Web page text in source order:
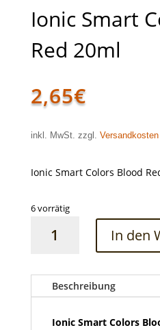
Ionic Smart
Red 20ml
2,65€
inkl. MwSt. zzgl. Versandkosten
Ionic Smart Colors Blood
6 vorrätig
Smart
Menge
In den
Beschreibung
Ionic Smart Colors